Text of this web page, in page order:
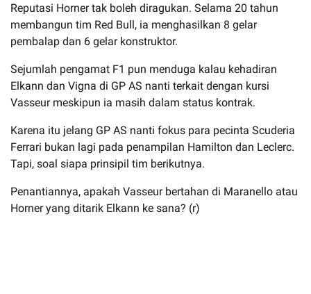
Reputasi Horner tak boleh diragukan. Selama 20 tahun
membangun tim Red Bull, ia menghasilkan 8 gelar
pembalap dan 6 gelar konstruktor.
Sejumlah pengamat F1 pun menduga kalau kehadiran
Elkann dan Vigna di GP AS nanti terkait dengan kursi
Vasseur meskipun ia masih dalam status kontrak.
Karena itu jelang GP AS nanti fokus para pecinta Scuderia
Ferrari bukan lagi pada penampilan Hamilton dan Leclerc.
Tapi, soal siapa prinsipil tim berikutnya.
Penantiannya, apakah Vasseur bertahan di Maranello atau
Horner yang ditarik Elkann ke sana? (r)